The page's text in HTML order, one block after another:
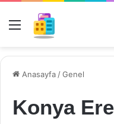
Menü
Anasayfa /Genel
Konya